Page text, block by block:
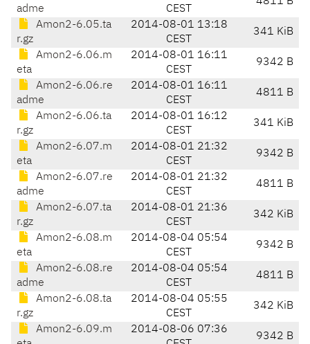
adme
CEST
Amon2-6.05.ta
r.gz
2014-08-01 13:18
CEST
341 KiB
Amon2-6.06.m
eta
2014-08-01 16:11
CEST
9342 B
Amon2-6.06.re
adme
2014-08-01 16:11
CEST
4811 B
Amon2-6.06.ta
r.gz
2014-08-01 16:12
CEST
341 KiB
Amon2-6.07.m
eta
2014-08-01 21:32
CEST
9342 B
Amon2-6.07.re
adme
2014-08-01 21:32
CEST
4811 B
Amon2-6.07.ta
r.gz
2014-08-01 21:36
CEST
342 KiB
Amon2-6.08.m
eta
2014-08-04 05:54
CEST
9342 B
Amon2-6.08.re
adme
2014-08-04 05:54
CEST
4811 B
Amon2-6.08.ta
r.gz
2014-08-04 05:55
CEST
342 KiB
Amon2-6.09.m
2014-08-06 07:36
9342 B